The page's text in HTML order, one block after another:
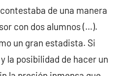
de una manera
con dos alumnos (…).
un gran estadista. Si
la posibilidad de hacer un